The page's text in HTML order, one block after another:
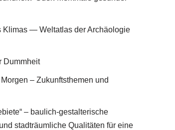
Klimas — Weltatlas der Archäologie
Dummheit
– Zukunftsthemen und
– baulich-gestalterische
stadträumliche Qualitäten für eine